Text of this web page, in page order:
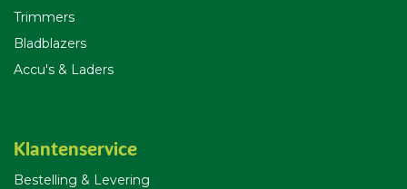
Trimmers
Bladblazers
Accu's & Laders
Klantenservice
Bestelling & Levering